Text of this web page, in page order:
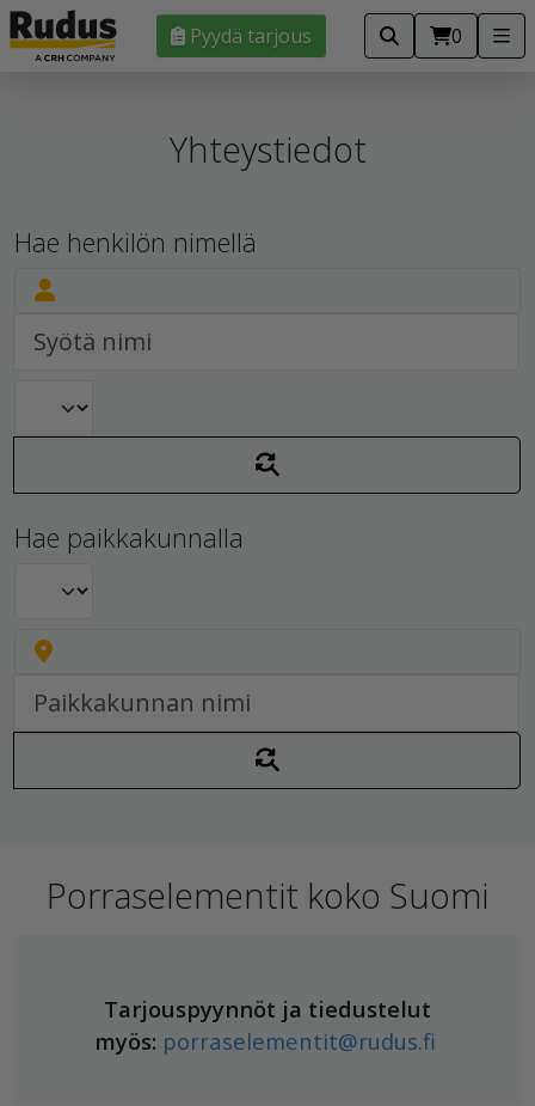
Pyydä tarjous 0
Yhteystiedot
Hae henkilön nimellä
Hae paikkakunnalla
Porraselementit koko Suomi
Tarjouspyynnöt ja tiedustelut
myös: porraselementit@rudus.fi